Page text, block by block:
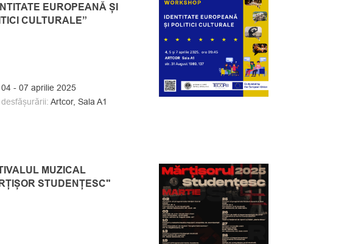
EUROPEANĂ ȘI
CULTURALE”
04 - 07 aprilie 2025
Artcor, Sala A1
MUZICAL
STUDENȚESC"